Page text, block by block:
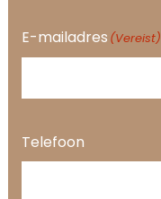
E-mailadres (Vereist)
Telefoon